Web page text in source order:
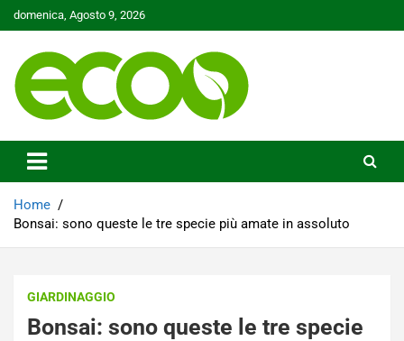
Skip
to
domenica, Agosto 9, 2026
Ecoo.it
Home
Bonsai: sono queste le tre specie più amate in assoluto
GIARDINAGGIO
Bonsai: sono queste le tre specie